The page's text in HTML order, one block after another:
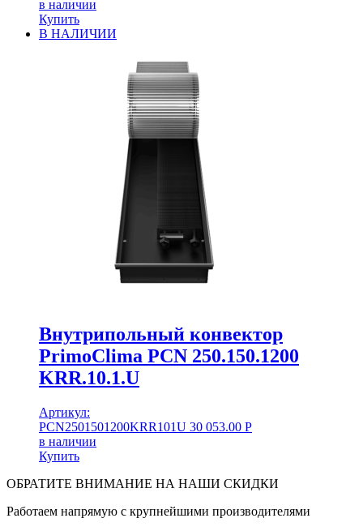
в наличии
Купить
В НАЛИЧИИ
Внутрипольный конвектор
PrimoClima PCN 250.150.1200
KRR.10.1.U
Артикул:
PCN2501501200KRR101U 30 053.00 Р
в наличии
Купить
ОБРАТИТЕ ВНИМАНИЕ НА НАШИ СКИДКИ
Работаем напрямую с крупнейшими производителями